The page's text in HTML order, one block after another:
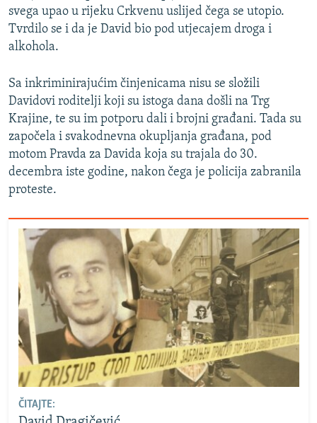
svega upao u rijeku Crkvenu uslijed čega se utopio.
Tvrdilo se i da je David bio pod utjecajem droga i
alkohola.
Sa inkriminirajućim činjenicama nisu se složili
Davidovi roditelji koji su istoga dana došli na Trg
Krajine, te su im potporu dali i brojni građani. Tada su
započela i svakodnevna okupljanja građana, pod
motom Pravda za Davida koja su trajala do 30.
decembra iste godine, nakon čega je policija zabranila
proteste.
ČITAJTE: